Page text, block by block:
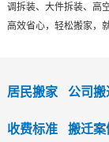
调拆装、大件拆装、高
高效省心，轻松搬家，
居民搬家 公司搬
收费标准 搬迁案